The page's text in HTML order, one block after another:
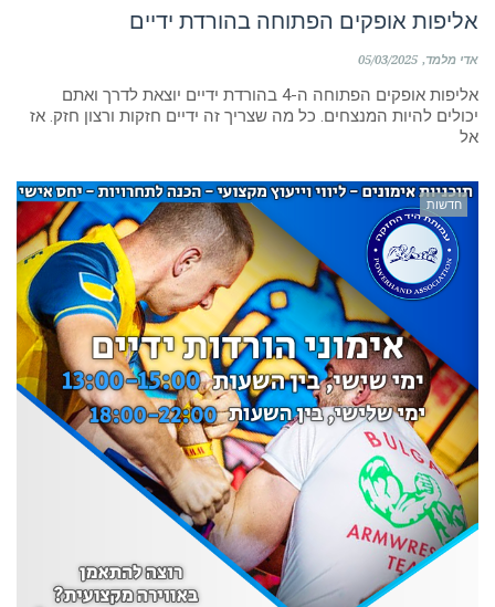
אליפות אופקים הפתוחה בהורדת ידיים
אדי מלמד 05/03/2025
אליפות אופקים הפתוחה ה-4 בהורדת ידיים יוצאת לדרך ואתם
יכולים להיות המנצחים. כל מה שצריך זה ידיים חזקות ורצון חזק. אז
אל
חדשות